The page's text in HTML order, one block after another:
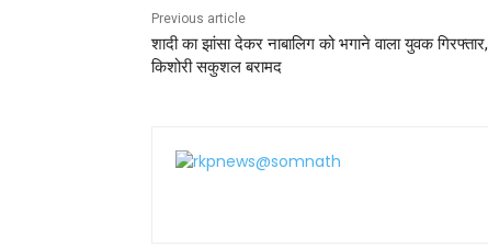
Previous article
शादी का झांसा देकर नाबालिग को भगाने वाला युवक गिरफ्तार,
किशोरी सकुशल बरामद